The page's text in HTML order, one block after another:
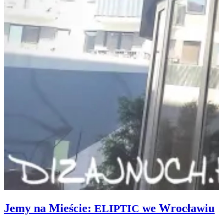
Jemy na Mieście: ELIPTIC we Wrocławiu